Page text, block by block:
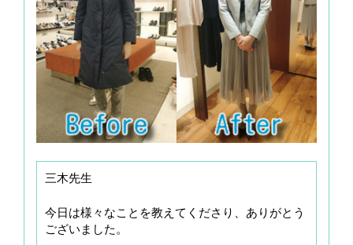
三木先生
今日は様々なことを教えてくださり、ありがとう
ございました。